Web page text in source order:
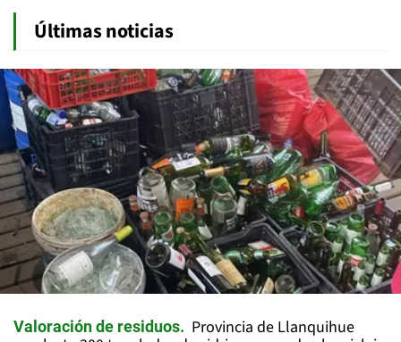
Últimas noticias
Valoración de residuos
Provincia de Llanquihue